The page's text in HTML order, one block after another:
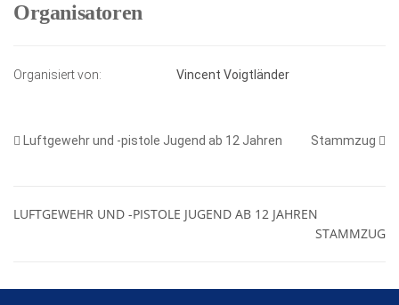
Organisatoren
Organisiert von: Vincent Voigtländer
Luftgewehr und -pistole Jugend ab 12 Jahren Stammzug
LUFTGEWEHR UND -PISTOLE JUGEND AB 12 JAHREN
STAMMZUG